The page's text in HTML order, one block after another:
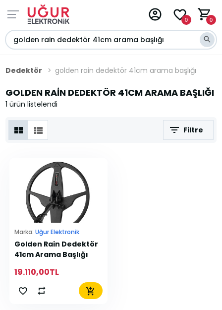
0 0
Dedektör golden rain dedektör 41cm arama başlığı
GOLDEN RAIN DEDEKTÖR 41CM ARAMA BAŞLIĞI
1 ürün listelendi
Filtre
Marka: Uğur Elektronik
Golden Rain Dedektör
41cm Arama Başlığı
19.110,00TL